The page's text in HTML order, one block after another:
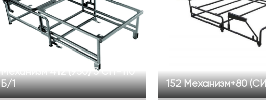
Механизм 412 (950) 3 СП-110
Б/1
152 Механизм+80